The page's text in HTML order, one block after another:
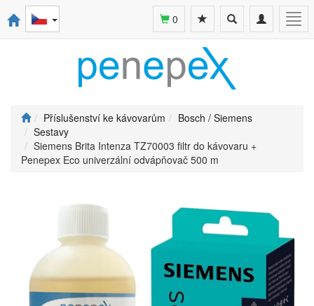
Toggle
navigation
Toggle
search
0
Příslušenství ke kávovarům
Bosch / Siemens
Sestavy
Siemens Brita Intenza TZ70003 filtr do kávovaru +
Penepex Eco univerzální odvápňovač 500 m